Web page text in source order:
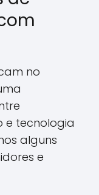
no
e tecnologia
alguns
e